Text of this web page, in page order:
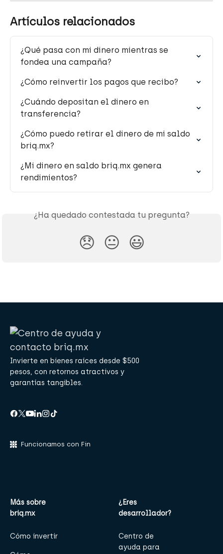
Artículos relacionados
¿Qué pasa con mi dinero mientras se
fondea una campaña?
¿Cómo reinvertir los pagos que recibo?
¿Cuándo depositan el dinero en
transferencia?
¿Cómo puedo retirar el dinero de mi saldo
briq.mx?
¿Mi dinero en saldo briq.mx genera
rendimientos?
¿Ha quedado contestada tu pregunta?
😞 😐 😃
Invierte en bienes raíces desde $500
pesos, con retornos atractivos y
garantías tangibles.
Funcionamos con Fin
Más sobre
briq.mx
Cómo invertir
¿Eres
desarrollador?
Centro de
ayuda para